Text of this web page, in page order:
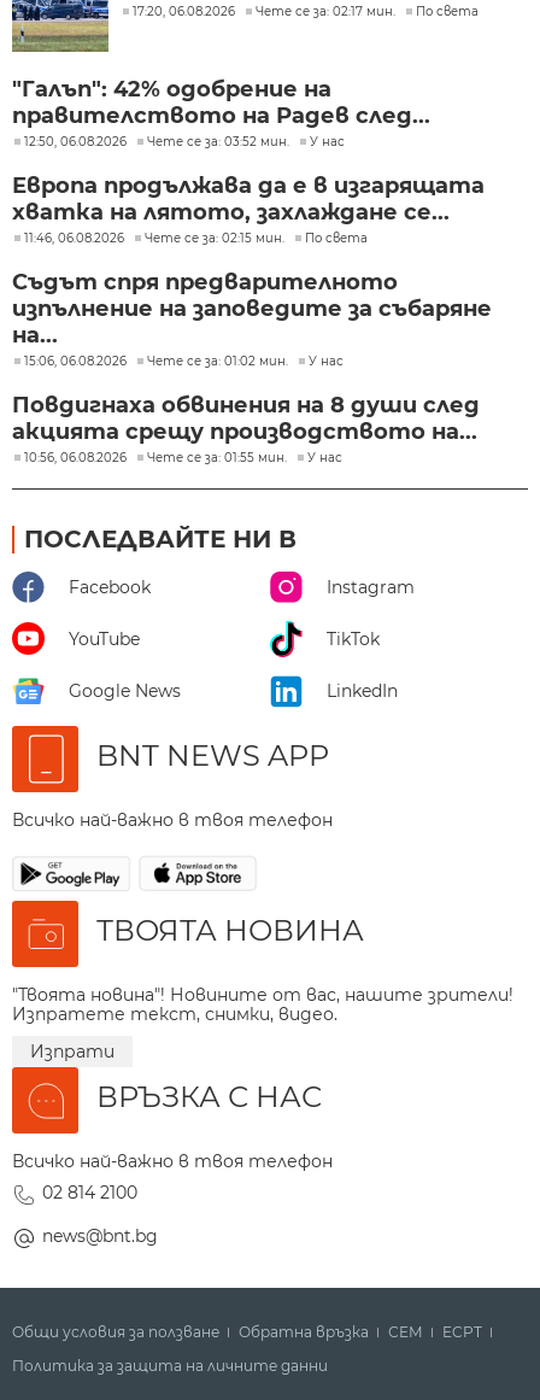
17:20, 06.08.2026 Чете се за: 02:17 мин. По света
"Галъп": 42% одобрение на
правителството на Радев след...
12:50, 06.08.2026 Чете се за: 03:52 мин. У нас
Европа продължава да е в изгарящата
хватка на лятото, захлаждане се...
11:46, 06.08.2026 Чете се за: 02:15 мин. По света
Съдът спря предварителното
изпълнение на заповедите за събаряне
на...
15:06, 06.08.2026 Чете се за: 01:02 мин. У нас
Повдигнаха обвинения на 8 души след
акцията срещу производството на...
10:56, 06.08.2026 Чете се за: 01:55 мин. У нас
ПОСЛЕДВАЙТЕ НИ В
Facebook Instagram
YouTube TikTok
Google News LinkedIn
BNT NEWS APP
Всичко най-важно в твоя телефон
ТВОЯТА НОВИНА
"Твоята новина"! Новините от вас, нашите зрители!
Изпратете текст, снимки, видео.
Изпрати
ВРЪЗКА С НАС
Всичко най-важно в твоя телефон
02 814 2100
news@bnt.bg
Общи условия за ползване Обратна връзка СЕМ
ECPT
Политика за защита на личните данни